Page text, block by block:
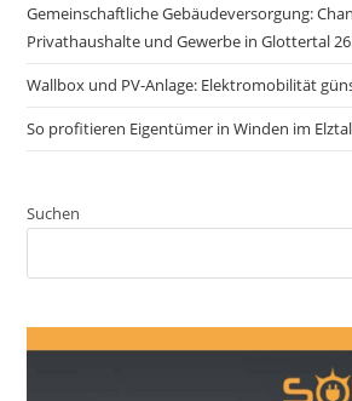
Gemeinschaftliche Gebäudeversorgung:
Privathaushalte und Gewerbe in Glottertal
Wallbox und PV-Anlage: Elektromobilität
So profitieren Eigentümer in Winden im
Suchen